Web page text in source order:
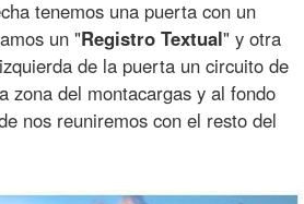
tenemos una puerta con un
un "Registro Textual" y otra
de la puerta un circuito de
zona del montacargas y al fondo
nos reuniremos con el resto del